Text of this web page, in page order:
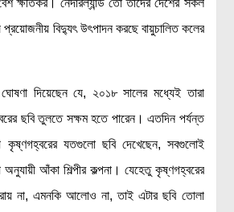
বিদ্যুৎ উৎপাদন করছে বায়ুচালিত কলের
ঘোষণা দিয়েছেন যে, ২০১৮ সালের মধ্যেই তারা
ছবি তুলতে সক্ষম হতে পারেন। এতদিন পর্যন্ত
কৃষ্ণগহ্বরের যতগুলো ছবি দেখেছেন, সবগুলোই
অনুযায়ী আঁকা শিল্পীর কল্পনা। যেহেতু কৃষ্ণগহ্বরের
না, এমনকি আলোও না, তাই এটার ছবি তোলা